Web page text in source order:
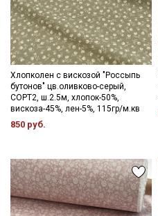
Хлопколен с вискозой "Россыпь
бутонов" цв.оливково-серый,
СОРТ2, ш.2.5м, хлопок-50%,
вискоза-45%, лен-5%, 115гр/м.кв
850 руб.